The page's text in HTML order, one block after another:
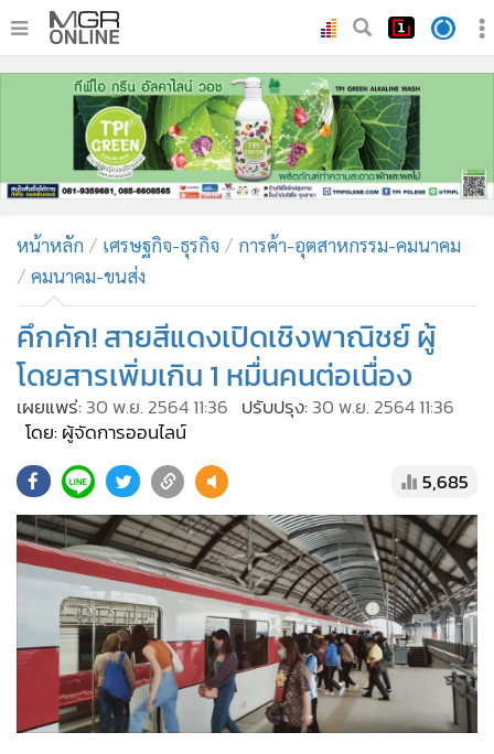
หน้าหลัก
ทันเหตุการณ์
• ภูมิภาค
• บันเทิง
• ผู้จัดการรายวัน
• คอลัมนิสต์
•
• CbizReview
Cyber BIZ
ผู้จัดกวน
• Good health & Well-being
• Green Innovation & SD
• Management & HR
MGR Live
Infographic
การเมือง
ท่องเที่ยว
• กีฬา
หน้าหลัก เศรษฐกิจ-ธุรกิจ
การค้า-อุตสาหกรรม-คมนาคม
คมนาคม-ขนส่ง
คึกคัก! สายสีแดงเปิดเชิงพาณิชย์ ผู้
โดยสารเพิ่มเกิน 1 หมื่นคนต่อเนื่อง
เผยแพร่: 30 พ.ย. 2564 11:36 ปรับปรุง: 30 พ.ย. 2564 11:36
โดย: ผู้จัดการออนไลน์
5,685